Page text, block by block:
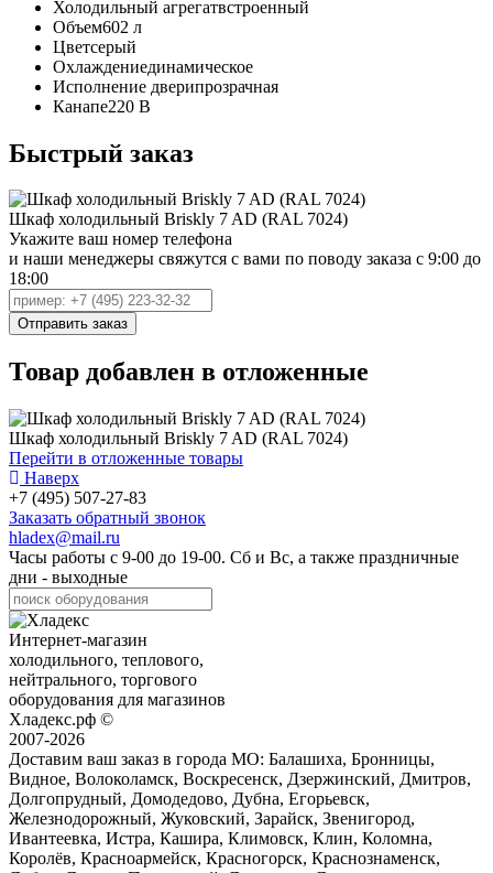
Холодильный агрегатвстроенный
Объем602 л
Цветсерый
Охлаждениединамическое
Исполнение дверипрозрачная
Канапе220 В
Быстрый заказ
Шкаф холодильный Briskly 7 AD (RAL 7024)
Укажите ваш номер телефона
и наши менеджеры свяжутся с вами по поводу заказа с 9:00 до
18:00
Товар добавлен в отложенные
Шкаф холодильный Briskly 7 AD (RAL 7024)
Перейти в отложенные товары
Наверх
+7 (495) 507-27-83
Заказать обратный звонок
hladex@mail.ru
Часы работы с 9-00 до 19-00. Сб и Вс, а также праздничные
дни - выходные
Интернет-магазин
холодильного, теплового,
нейтрального, торгового
оборудования для магазинов
Хладекс.рф ©
2007-2026
Доставим ваш заказ в города МО: Балашиха, Бронницы,
Видное, Волоколамск, Воскресенск, Дзержинский, Дмитров,
Долгопрудный, Домодедово, Дубна, Егорьевск,
Железнодорожный, Жуковский, Зарайск, Звенигород,
Ивантеевка, Истра, Кашира, Климовск, Клин, Коломна,
Королёв, Красноармейск, Красногорск, Краснознаменск,